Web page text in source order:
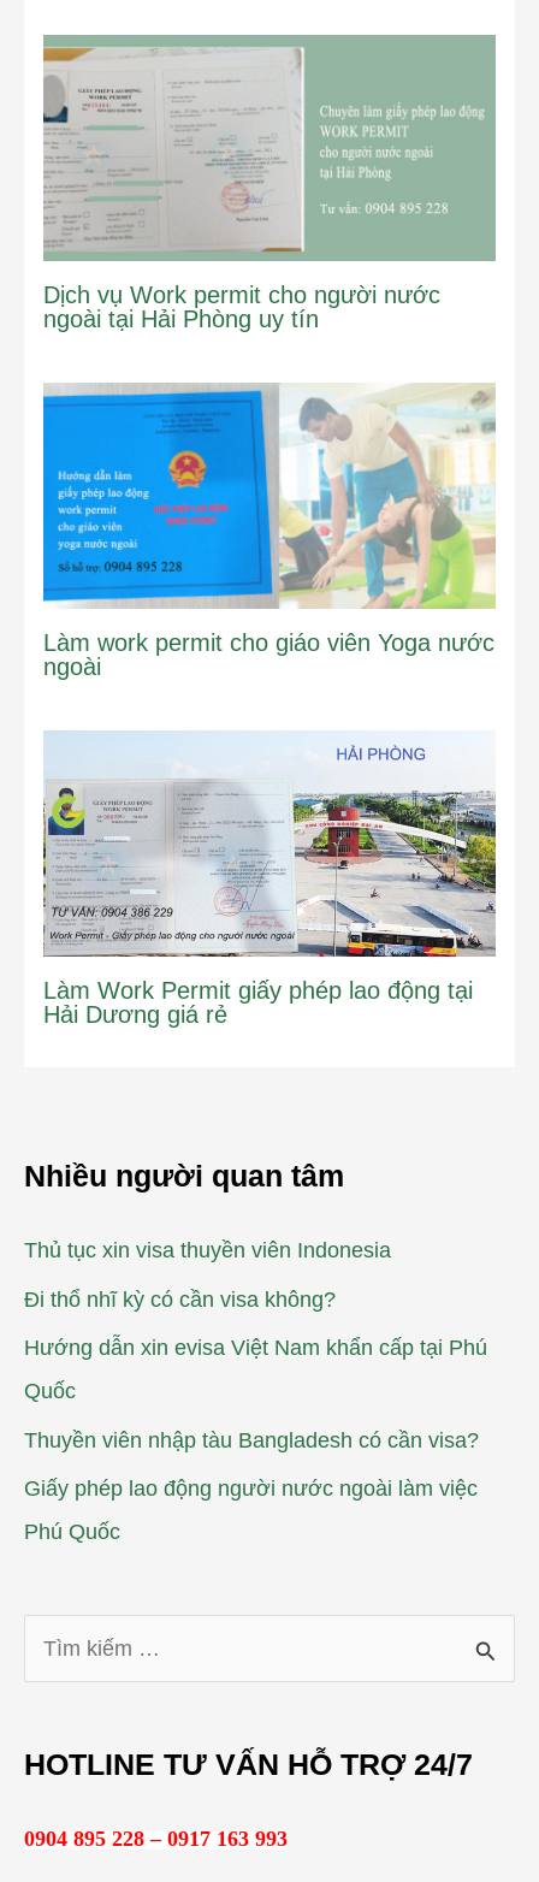
Dịch vụ Work permit cho người nước
ngoài tại Hải Phòng uy tín
Làm work permit cho giáo viên Yoga nước
ngoài
Làm Work Permit giấy phép lao động tại
Hải Dương giá rẻ
Nhiều người quan tâm
Thủ tục xin visa thuyền viên Indonesia
Đi thổ nhĩ kỳ có cần visa không?
Hướng dẫn xin evisa Việt Nam khẩn cấp tại Phú
Quốc
Thuyền viên nhập tàu Bangladesh có cần visa?
Giấy phép lao động người nước ngoài làm việc
Phú Quốc
i
HOTLINE TƯ VẤN HỖ TRỢ 24/7
0904 895 228 – 0917 163 993